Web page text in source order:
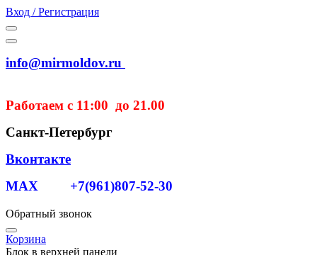
Вход / Регистрация
info@mirmoldov.ru
Работаем с 11:00 до 21.00
Санкт-Петербург
Вконтакте
MAX +7(961)807-52-30
Обратный звонок
Корзина
Блок в верхней панели